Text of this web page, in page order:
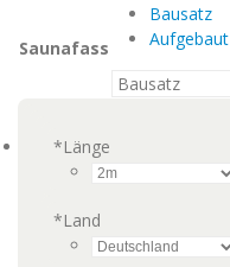
Saunafass
Bausatz
Aufgebaut
*Länge
*Land